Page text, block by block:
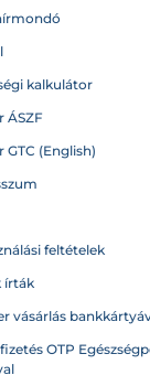
kalkulátor
ÁSZF
GTC (English)
feltételek
írták
vásárlás
OTP